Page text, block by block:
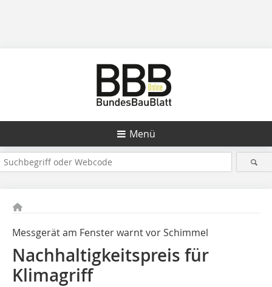
Menü
Messgerät am Fenster warnt vor Schimmel
Nachhaltigkeitspreis für
Klimagriff